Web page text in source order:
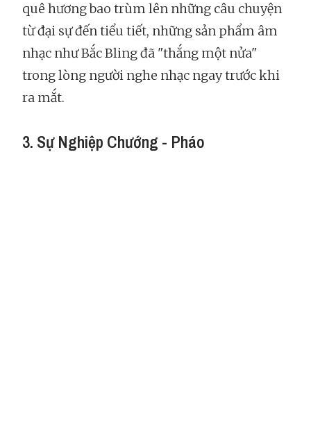
quê hương bao trùm lên những câu chuyện
từ đại sự đến tiểu tiết, những sản phẩm âm
nhạc như Bắc Bling đã "thắng một nửa"
trong lòng người nghe nhạc ngay trước khi
ra mắt.
3. Sự Nghiệp Chướng - Pháo